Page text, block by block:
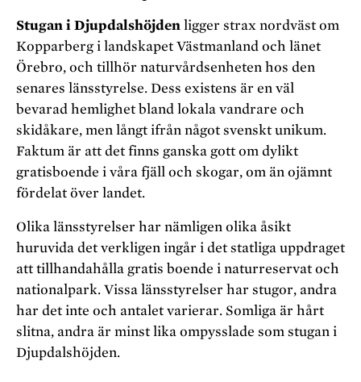
Stugan i Djupdalshöjden ligger strax nordväst om
Kopparberg i landskapet Västmanland och länet
Örebro, och tillhör naturvårdsenheten hos den
senares länsstyrelse. Dess existens är en väl
bevarad hemlighet bland lokala vandrare och
skidåkare, men långt ifrån något svenskt unikum.
Faktum är att det finns ganska gott om dylikt
gratisboende i våra fjäll och skogar, om än ojämnt
fördelat över landet.
Olika länsstyrelser har nämligen olika åsikt
huruvida det verkligen ingår i det statliga uppdraget
att tillhandahålla gratis boende i naturreservat och
nationalpark. Vissa länsstyrelser har stugor, andra
har det inte och antalet varierar. Somliga är hårt
slitna, andra är minst lika ompysslade som stugan i
Djupdalshöjden.